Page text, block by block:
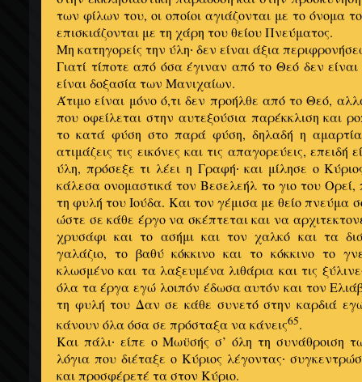
των φίλων του, οι οποίοι αγιάζονται με το όνομα
επισκιάζονται με τη χάρη του θείου Πνεύματος.
Μη κατηγορείς την ύλη· δεν είναι άξια
Γιατί τίποτε από όσα έγιναν από το Θεό δεν
είναι δοξασία των Μανιχαίων.
Άτιμο είναι μόνο ό,τι δεν προήλθε από το Θεό,
που οφείλεται στην αυτεξούσια παρέκκλιση και
το κατά φύση στο παρά φύση, δηλαδή η
ατιμάζεις τις εικόνες και τις απαγορεύεις,
ύλη, πρόσεξε τι λέει η Γραφή· και μίλησε ο
κάλεσα ονομαστικά τον Βεσελεήλ το γιο του
τη φυλή του Ιούδα. Και τον γέμισα με θείο πνεύμα
ώστε σε κάθε έργο να σκέπτεται και να
χρυσάφι και το ασήμι και τον χαλκό και τα
γαλάζιο, το βαθύ κόκκινο και το κόκκινο το
κλωσμένο και τα λαξευμένα λιθάρια και τις
όλα τα έργα εγώ λοιπόν έδωσα αυτόν και τον
τη φυλή του Δαν σε κάθε συνετό στην καρδιά
κάνουν όλα όσα σε πρόσταξα να κάνεις65.
Και πάλι· είπε ο Μωϋσής σ’ όλη τη συνάθροιση
λόγια που διέταξε ο Κύριος λέγοντας·
και προσφέρετέ τα στον Κύριο.